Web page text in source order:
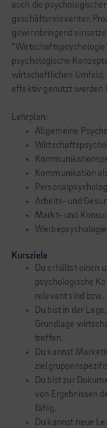
auch die
geschäftsrelevanten
gewinnbringend
psychologische
wirtschaftlichen Umfeld,
effektiv genutzt werden
Lehrplan:
Allgemeine
Kommunikation
Arbeits- und
Markt- und
Werbepsychologie
Kursziele
Du erhältst einen
psychologische
relevant sind
Du bist in der
Grundlage
treffen.
Du kannst
Du bist zur
von Ergebnissen
fähig.
Du kannst neue